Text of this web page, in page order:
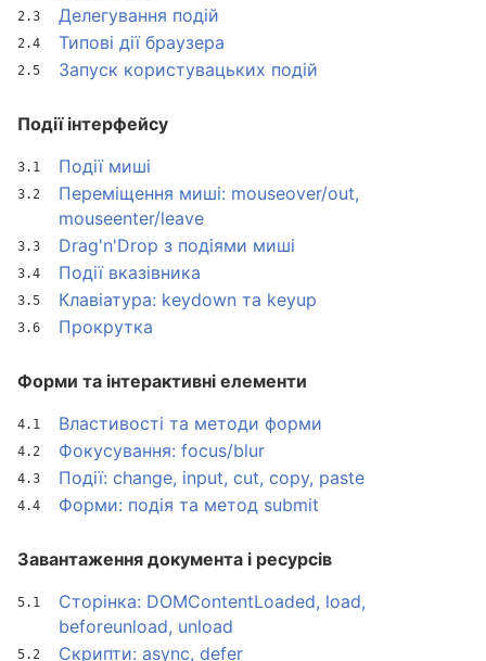
Делегування подій
Типові дії браузера
Запуск користувацьких подій
Події інтерфейсу
Події миші
Переміщення миші: mouseover/out,
mouseenter/leave
Drag'n'Drop з подіями миші
Події вказівника
Клавіатура: keydown та keyup
Прокрутка
Форми та інтерактивні елементи
Властивості та методи форми
Фокусування: focus/blur
Події: change, input, cut, copy, paste
Форми: подія та метод submit
Завантаження документа і ресурсів
Сторінка: DOMContentLoaded, load,
beforeunload, unload
Скрипти: async, defer